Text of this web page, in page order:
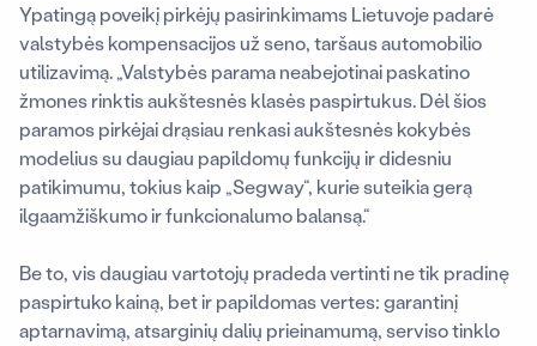
Ypatingą poveikį pirkėjų pasirinkimams Lietuvoje padarė
valstybės kompensacijos už seno, taršaus automobilio
utilizavimą. „Valstybės parama neabejotinai paskatino
žmones rinktis aukštesnės klasės paspirtukus. Dėl šios
paramos pirkėjai drąsiau renkasi aukštesnės kokybės
modelius su daugiau papildomų funkcijų ir didesniu
patikimumu, tokius kaip „Segway“, kurie suteikia gerą
ilgaamžiškumo ir funkcionalumo balansą.“
Be to, vis daugiau vartotojų pradeda vertinti ne tik pradinę
paspirtuko kainą, bet ir papildomas vertes: garantinį
aptarnavimą, atsarginių dalių prieinamumą, serviso tinklo